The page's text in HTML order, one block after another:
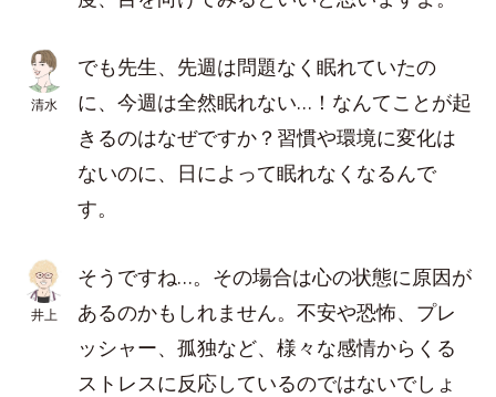
清水
でも先生、先週は問題なく眠れていたの
に、今週は全然眠れない…！なんてことが起
きるのはなぜですか？習慣や環境に変化は
ないのに、日によって眠れなくなるんで
す。
井上
そうですね…。その場合は心の状態に原因が
あるのかもしれません。不安や恐怖、プレ
ッシャー、孤独など、様々な感情からくる
ストレスに反応しているのではないでしょ